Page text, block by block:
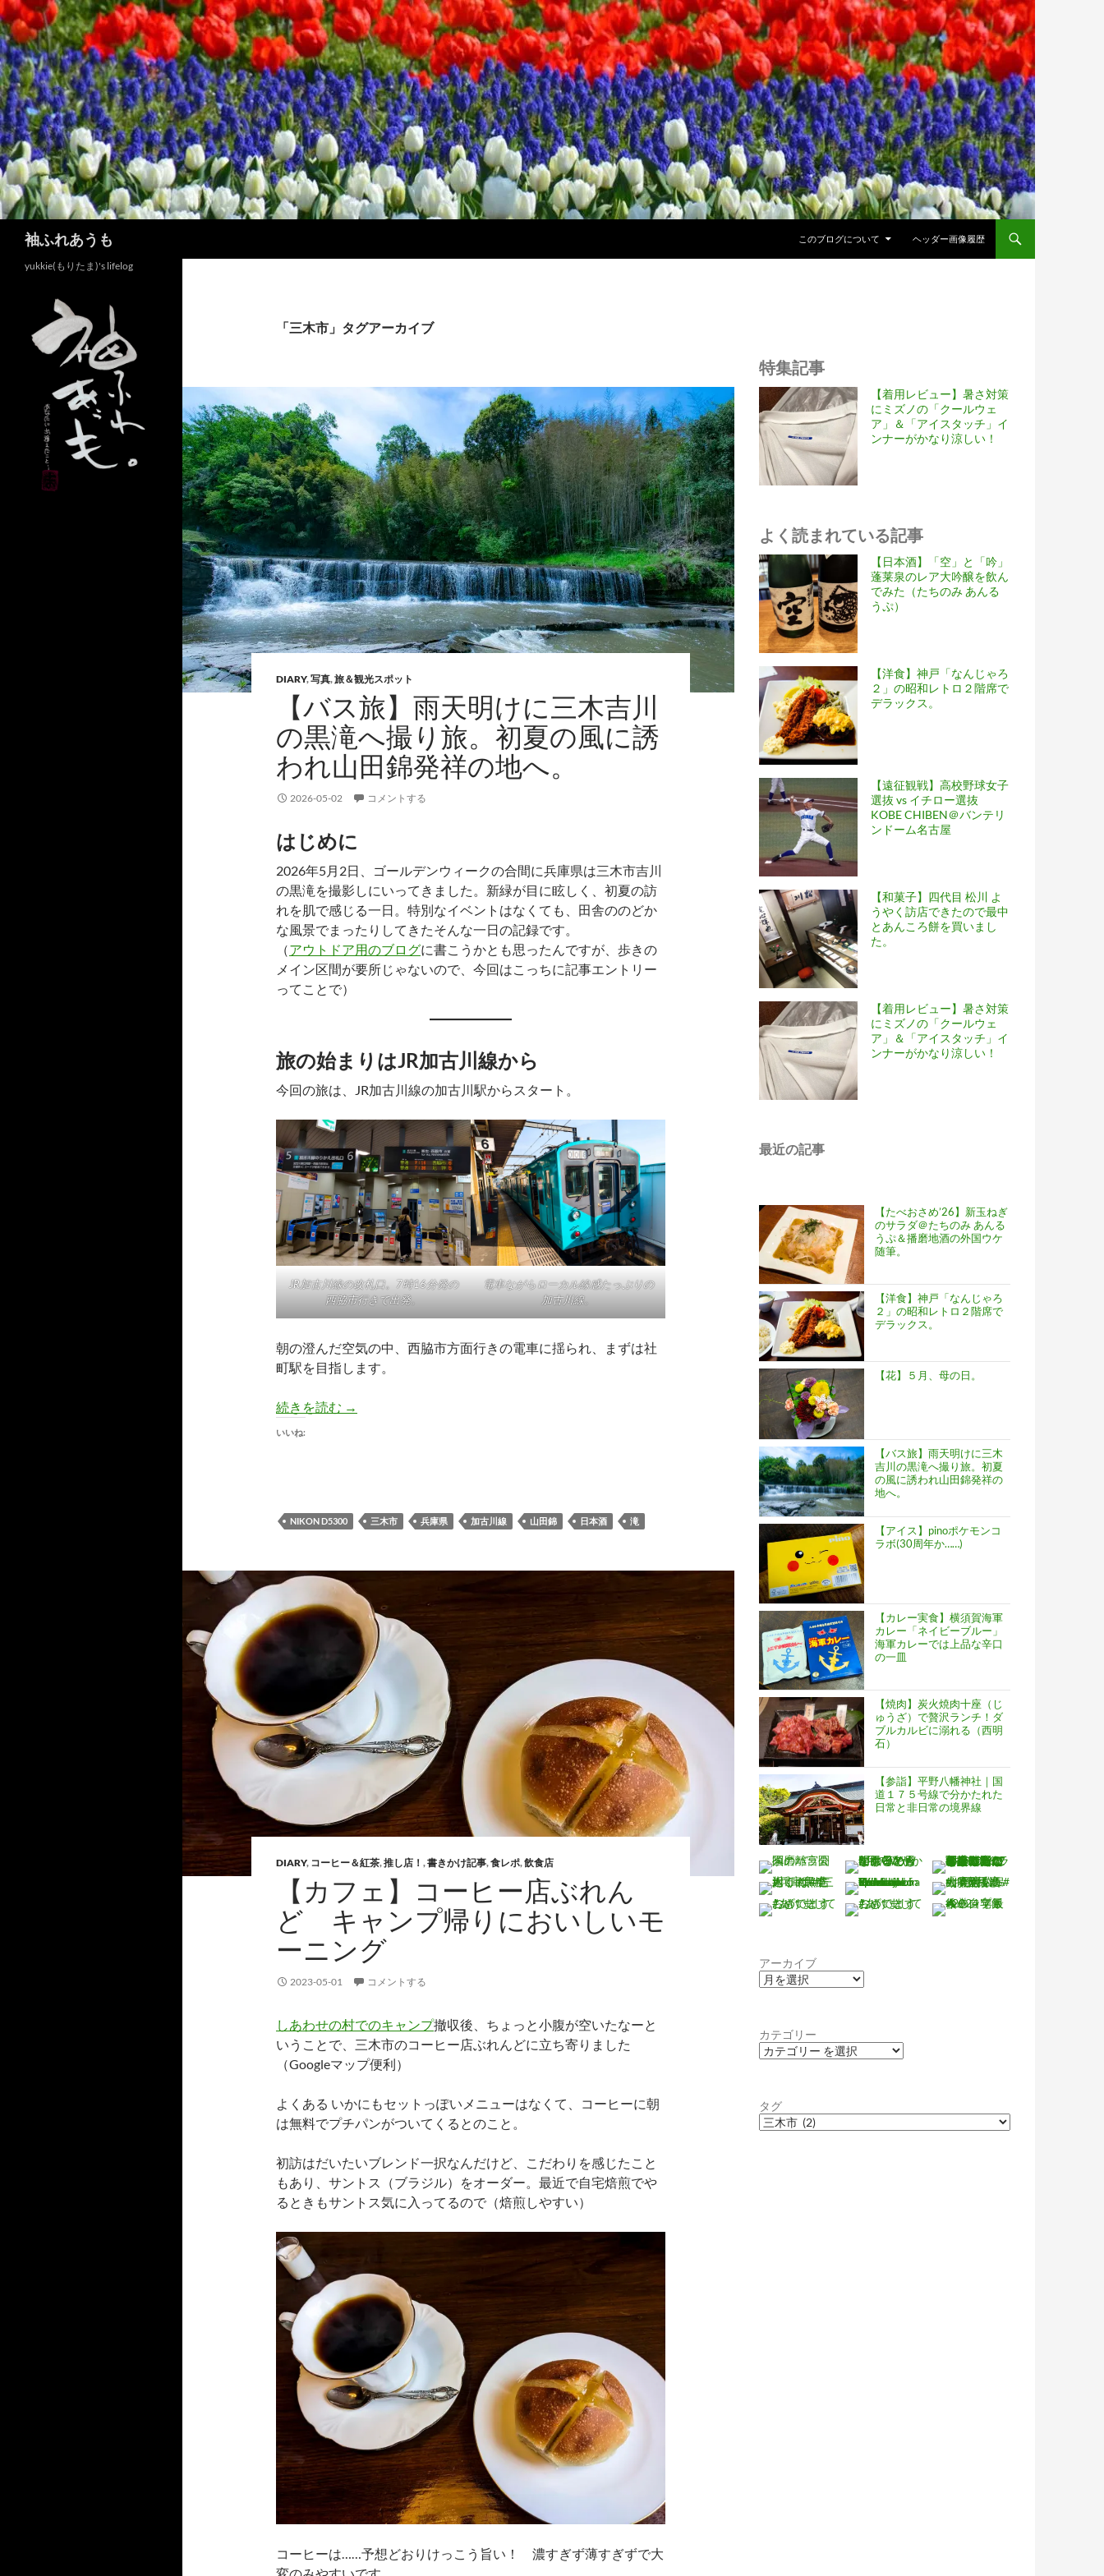
コ
ン
テ
ン
ツ
へ
ス
キ
ッ
プ
袖ふれあうも このブログについて ヘッダー画像履歴
「三木市」タグアーカイブ
DIARY,写真,旅＆観光スポット
【バス旅】雨天明けに三木吉川
の黒滝へ撮り旅。初夏の風に誘
われ山田錦発祥の地へ。
2026-05-02 コメントする
はじめに
2026年5月2日、ゴールデンウィークの合間に兵庫県は三木市吉川
の黒滝を撮影しにいってきました。新緑が目に眩しく、初夏の訪
れを肌で感じる一日。特別なイベントはなくても、田舎ののどか
な風景でまったりしてきたそんな一日の記録です。
（アウトドア用のブログに書こうかとも思ったんですが、歩きの
メイン区間が要所じゃないので、今回はこっちに記事エントリー
ってことで）
旅の始まりはJR加古川線から
今回の旅は、JR加古川線の加古川駅からスタート。
JR加古川線の改札口。7時16分発の
西脇市行きで出発。
電車ながらローカル線感たっぷりの
加古川線。
朝の澄んだ空気の中、西脇市方面行きの電車に揺られ、まずは社
町駅を目指します。
続きを読む 【バス旅】雨天明けに三木吉川の黒滝へ撮り旅。初夏の風に誘われ山田錦発祥の地へ。
→
いいね:
NIKON D5300 三木市 兵庫県 加古川線 山田錦 日本酒 滝
DIARY, コーヒー＆紅茶,推し店！ ,書きかけ記事,食レポ,飲食店
【カフェ】コーヒー店ぶれん
ど キャンプ帰りにおいしいモ
ーニング
2023-05-01 コメントする
しあわせの村でのキャンプ撤収後、ちょっと小腹が空いたなーと
いうことで、三木市のコーヒー店ぶれんどに立ち寄りました
（Googleマップ便利）
よくある いかにもセットっぽいメニューはなくて、コーヒーに朝
は無料でプチパンがついてくるとのこと。
初訪はだいたいブレンド一択なんだけど、こだわりを感じたこと
もあり、サントス（ブラジル）をオーダー。最近で自宅焙煎でや
るときもサントス気に入ってるので（焙煎しやすい）
コーヒーは……予想どおりけっこう旨い！ 濃すぎず薄すぎずで大
特集記事
【着用レビュー】暑さ対策
にミズノの「クールウェ
ア」＆「アイスタッチ」イ
ンナーがかなり涼しい！
よく読まれている記事
【日本酒】「空」と「吟」
蓬莱泉のレア大吟醸を飲ん
でみた（たちのみ あんる
うぷ）
【洋食】神戸「なんじゃろ
２」の昭和レトロ２階席で
デラックス。
【遠征観戦】高校野球女子
選抜 vs イチロー選抜
KOBE CHIBEN＠バンテリ
ンドーム名古屋
【和菓子】四代目 松川 よ
うやく訪店できたので最中
とあんころ餅を買いまし
た。
【着用レビュー】暑さ対策
にミズノの「クールウェ
ア」＆「アイスタッチ」イ
ンナーがかなり涼しい！
最近の記事
【たべおさめ’26】新玉ねぎ
のサラダ＠たちのみ あんる
うぷ＆播磨地酒の外国ウケ
随筆。
【洋食】神戸「なんじゃろ
２」の昭和レトロ２階席で
デラックス。
【花】５月、母の日。
【バス旅】雨天明けに三木
吉川の黒滝へ撮り旅。初夏
の風に誘われ山田錦発祥の
地へ。
【アイス】pinoポケモンコ
ラボ(30周年か……)
【カレー実食】横須賀海軍
カレー「ネイビーブルー」
海軍カレーでは上品な辛口
の一皿
【焼肉】炭火焼肉十座（じ
ゅうざ）で贅沢ランチ！ダ
ブルカルビに溺れる（西明
石）
【参詣】平野八幡神社｜国
道１７５号線で分かたれた
日常と非日常の境界線
アーカイブ
カテゴリー
タグ
yukkie(もりたま)'s lifelog